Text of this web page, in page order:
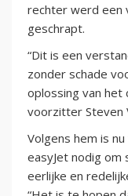
rechter werd een
geschrapt.
“Dit is een
zonder schade
oplossing van het
voorzitter Steven
Volgens hem is
easyJet nodig
eerlijke en